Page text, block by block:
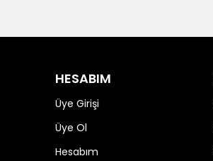
HESABIM
Üye Girişi
Üye Ol
Hesabım